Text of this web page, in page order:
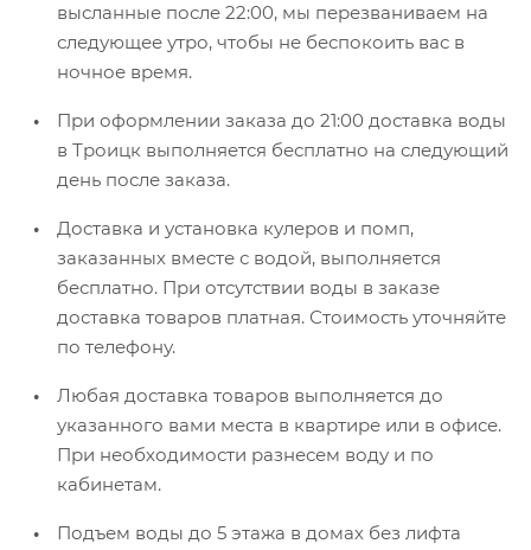
высланные после 22:00, мы перезваниваем на
следующее утро, чтобы не беспокоить вас в
ночное время.
При оформлении заказа до 21:00 доставка воды
в Троицк выполняется бесплатно на следующий
день после заказа.
Доставка и установка кулеров и помп,
заказанных вместе с водой, выполняется
бесплатно. При отсутствии воды в заказе
доставка товаров платная. Стоимость уточняйте
по телефону.
Любая доставка товаров выполняется до
указанного вами места в квартире или в офисе.
При необходимости разнесем воду и по
кабинетам.
Подъем воды до 5 этажа в домах без лифта